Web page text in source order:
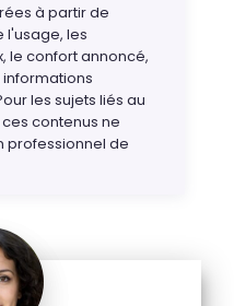
à partir de
l'usage, les
le confort annoncé,
informations
les sujets liés au
contenus ne
professionnel de